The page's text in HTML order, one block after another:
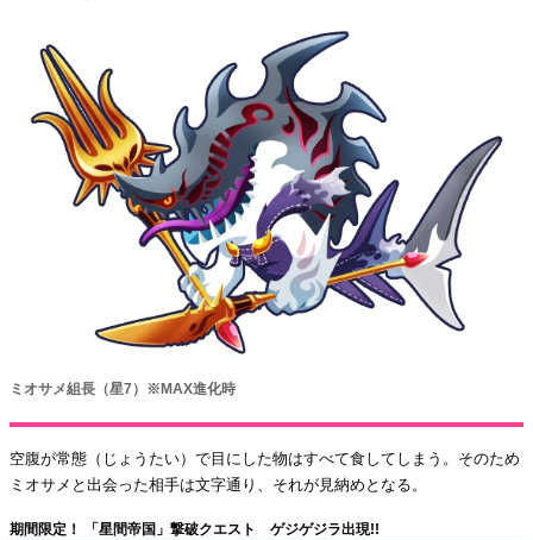
ミオサメ組長（星7）※MAX進化時
空腹が常態（じょうたい）で目にした物はすべて食してしまう。そのため
ミオサメと出会った相手は文字通り、それが見納めとなる。
期間限定！ 「星間帝国」撃破クエスト ゲジゲジラ出現!!